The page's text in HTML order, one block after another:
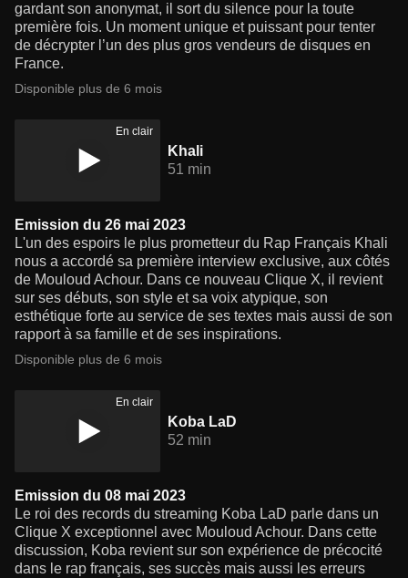
gardant son anonymat, il sort du silence pour la toute
première fois. Un moment unique et puissant pour tenter
de décrypter l’un des plus gros vendeurs de disques en
France.
Disponible plus de 6 mois
En clair
Khali
51 min
Emission du 26 mai 2023
L'un des espoirs le plus prometteur du Rap Français Khali
nous a accordé sa première interview exclusive, aux côtés
de Mouloud Achour. Dans ce nouveau Clique X, il revient
sur ses débuts, son style et sa voix atypique, son
esthétique forte au service de ses textes mais aussi de son
rapport à sa famille et de ses inspirations.
Disponible plus de 6 mois
En clair
Koba LaD
52 min
Emission du 08 mai 2023
Le roi des records du streaming Koba LaD parle dans un
Clique X exceptionnel avec Mouloud Achour. Dans cette
discussion, Koba revient sur son expérience de précocité
dans le rap français, ses succès mais aussi les erreurs